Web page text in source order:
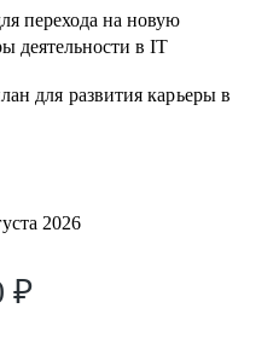
перехода на новую
деятельности в IT
для развития карьеры в
2026
₽